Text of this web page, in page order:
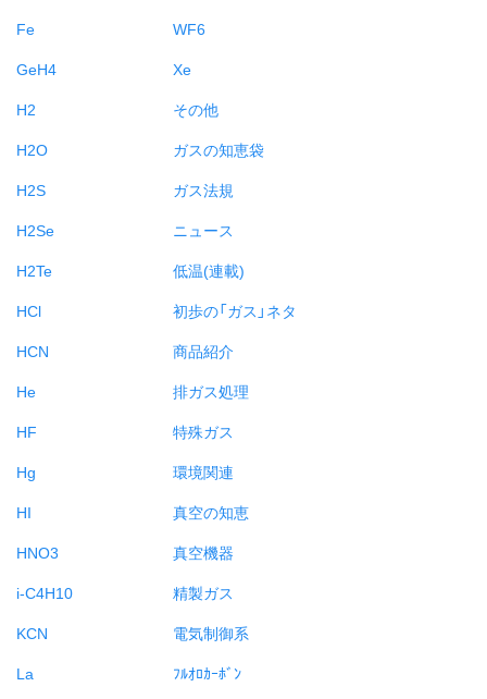
Fe
GeH4
H2
H2O
H2S
H2Se
H2Te
HCl
HCN
He
HF
Hg
HI
HNO3
i-C4H10
KCN
La
WF6
Xe
その他
ガスの知恵袋
ガス法規
ニュース
低温(連載)
初歩の「ガス」ネタ
商品紹介
排ガス処理
特殊ガス
環境関連
真空の知恵
真空機器
精製ガス
電気制御系
ﾌﾙｵﾛｶｰﾎﾞﾝ